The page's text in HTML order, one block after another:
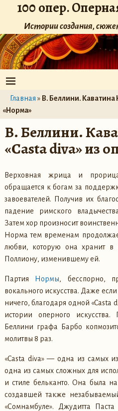
100 опер.
Истории создания,
Главная » В. Беллини.
«Норма»
В. Беллини.
«Casta diva» из
Верховная жрица и
обращается к богам за
завоевателей. Получив их
падение римского
Затем хор произносит
Норма тем временам
любви, которую она хранит в
Поллиону, изменившему ей.
Партия Нормы, бесспорно,
вокального искусства. Даже
ничего, благодаря одной «Casta
истории оперного искусства.
Беллини графа Барбо
молитвы 8 раз.
«Casta diva» — одна из самых
одна из самых сложных для
и стиле бельканто. Она была
создавшей также
«Сомнамбуле». Джудитта Паста